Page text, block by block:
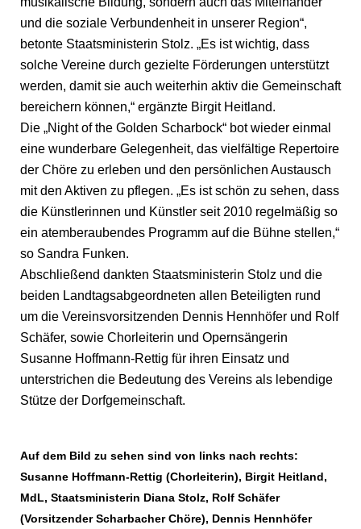
und die soziale Verbundenheit in unserer Region“,
betonte Staatsministerin Stolz. „Es ist wichtig, dass
solche Vereine durch gezielte Förderungen unterstützt
werden, damit sie auch weiterhin aktiv die Gemeinschaft
bereichern können,“ ergänzte Birgit Heitland.
Die „Night of the Golden Scharbock“ bot wieder einmal
eine wunderbare Gelegenheit, das vielfältige Repertoire
der Chöre zu erleben und den persönlichen Austausch
mit den Aktiven zu pflegen. „Es ist schön zu sehen, dass
die Künstlerinnen und Künstler seit 2010 regelmäßig so
ein atemberaubendes Programm auf die Bühne stellen,“
so Sandra Funken.
Abschließend dankten Staatsministerin Stolz und die
beiden Landtagsabgeordneten allen Beteiligten rund
um die Vereinsvorsitzenden Dennis Hennhöfer und Rolf
Schäfer, sowie Chorleiterin und Opernsängerin
Susanne Hoffmann-Rettig für ihren Einsatz und
unterstrichen die Bedeutung des Vereins als lebendige
Stütze der Dorfgemeinschaft.
Auf dem Bild zu sehen sind von links nach rechts:
Susanne Hoffmann-Rettig (Chorleiterin), Birgit Heitland,
MdL, Staatsministerin Diana Stolz, Rolf Schäfer
(Vorsitzender Scharbacher Chöre), Dennis Hennhöfer